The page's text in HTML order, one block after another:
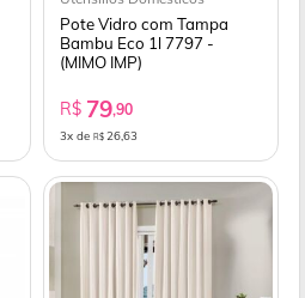
Pote Vidro com Tampa
Bambu Eco 1l 7797 -
(MIMO IMP)
R$ 79,90
3x de R$ 26,63